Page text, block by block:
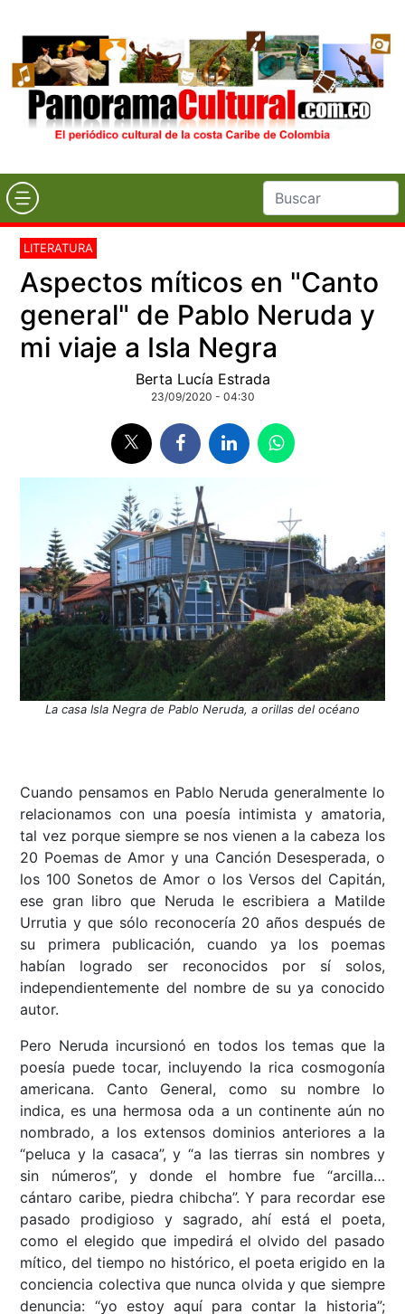
LITERATURA
Aspectos míticos en "Canto
general" de Pablo Neruda y
mi viaje a Isla Negra
Berta Lucía Estrada
23/09/2020 - 04:30
La casa Isla Negra de Pablo Neruda, a orillas del océano
Cuando pensamos en Pablo Neruda generalmente lo
relacionamos con una poesía intimista y amatoria,
tal vez porque siempre se nos vienen a la cabeza los
20 Poemas de Amor y una Canción Desesperada, o
los 100 Sonetos de Amor o los Versos del Capitán,
ese gran libro que Neruda le escribiera a Matilde
Urrutia y que sólo reconocería 20 años después de
su primera publicación, cuando ya los poemas
habían logrado ser reconocidos por sí solos,
independientemente del nombre de su ya conocido
autor.
Pero Neruda incursionó en todos los temas que la
poesía puede tocar, incluyendo la rica cosmogonía
americana. Canto General, como su nombre lo
indica, es una hermosa oda a un continente aún no
nombrado, a los extensos dominios anteriores a la
“peluca y la casaca”, y “a las tierras sin nombres y
sin números”, y donde el hombre fue “arcilla…
cántaro caribe, piedra chibcha”. Y para recordar ese
pasado prodigioso y sagrado, ahí está el poeta,
como el elegido que impedirá el olvido del pasado
mítico, del tiempo no histórico, el poeta erigido en la
conciencia colectiva que nunca olvida y que siempre
denuncia: “yo estoy aquí para contar la historia”;